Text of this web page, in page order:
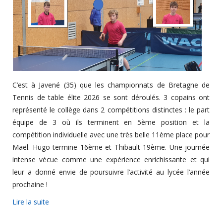
C’est à Javené (35) que les championnats de Bretagne de
Tennis de table élite 2026 se sont déroulés. 3 copains ont
représenté le collège dans 2 compétitions distinctes : le part
équipe de 3 où ils terminent en 5ème position et la
compétition individuelle avec une très belle 11ème place pour
Maël. Hugo termine 16ème et Thibault 19ème. Une journée
intense vécue comme une expérience enrichissante et qui
leur a donné envie de poursuivre l’activité au lycée l’année
prochaine !
Lire la suite